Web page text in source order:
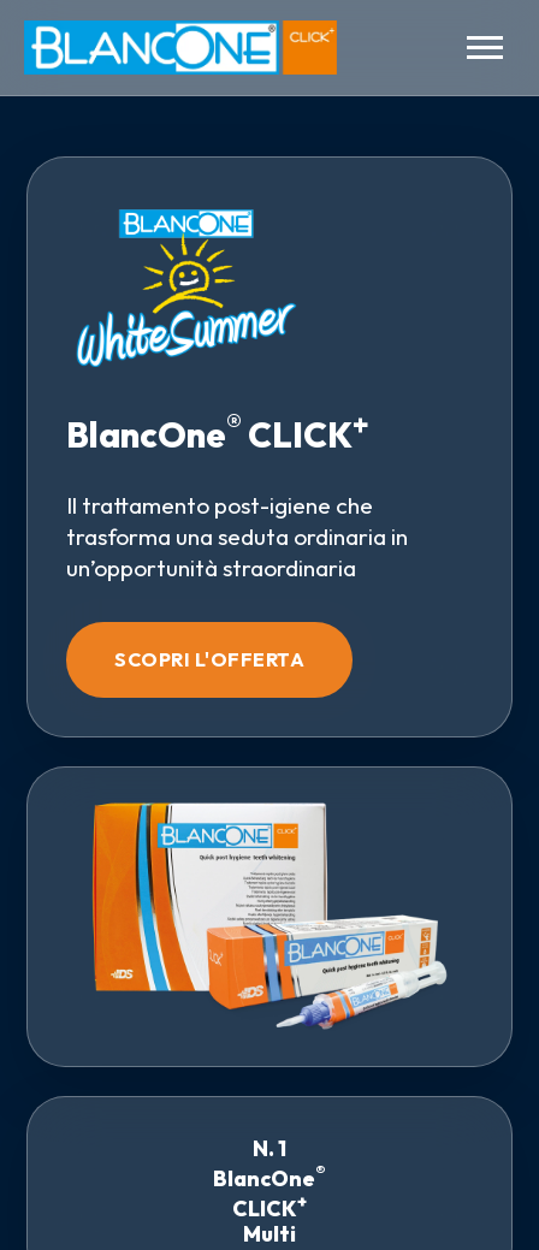
BlancOne® CLICK+
Il trattamento post-igiene che
trasforma una seduta ordinaria in
un’opportunità straordinaria
SCOPRI L'OFFERTA
N. 1
BlancOne®
CLICK+
Multi